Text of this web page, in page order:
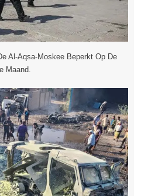
Al-Aqsa-Moskee Beperkt Op De
Maand.